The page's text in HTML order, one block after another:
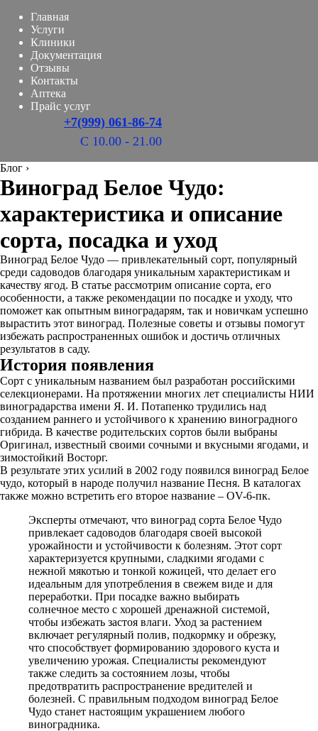
Главная
Услуги
Клиники
Документация
Отзывы
Контакты
Аптека
Прайс услуг
+7(999) 061-86-74
С 10.00 - 21.00
Блог ›
Виноград Белое Чудо:
характеристика и описание
сорта, посадка и уход
Виноград Белое Чудо — привлекательный сорт, популярный
среди садоводов благодаря уникальным характеристикам и
качеству ягод. В статье рассмотрим описание сорта, его
особенности, а также рекомендации по посадке и уходу, что
поможет как опытным виноградарям, так и новичкам успешно
вырастить этот виноград. Полезные советы и отзывы помогут
избежать распространенных ошибок и достичь отличных
результатов в саду.
История появления
Сорт с уникальным названием был разработан российскими
селекционерами. На протяжении многих лет специалисты НИИ
виноградарства имени Я. И. Потапенко трудились над
созданием раннего и устойчивого к хранению виноградного
гибрида. В качестве родительских сортов были выбраны
Оригинал, известный своими сочными и вкусными ягодами, и
зимостойкий Восторг.
В результате этих усилий в 2002 году появился виноград Белое
чудо, который в народе получил название Песня. В каталогах
также можно встретить его второе название – OV-6-пк.
Эксперты отмечают, что виноград сорта Белое Чудо
привлекает садоводов благодаря своей высокой
урожайности и устойчивости к болезням. Этот сорт
характеризуется крупными, сладкими ягодами с
нежной мякотью и тонкой кожицей, что делает его
идеальным для употребления в свежем виде и для
переработки. При посадке важно выбирать
солнечное место с хорошей дренажной системой,
чтобы избежать застоя влаги. Уход за растением
включает регулярный полив, подкормку и обрезку,
что способствует формированию здорового куста и
увеличению урожая. Специалисты рекомендуют
также следить за состоянием лозы, чтобы
предотвратить распространение вредителей и
болезней. С правильным подходом виноград Белое
Чудо станет настоящим украшением любого
виноградника.